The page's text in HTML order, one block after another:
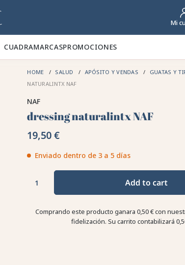
Mi
CUADRAMARCASPROMOCIONES
HOME SALUD APÓSITO Y VENDAS GUATAS Y
NATURALINTX NAF
NAF
dressing naturalintx NAF
19,50 €
Enviado dentro de 3 a 5 días
Add to cart
Comprando este producto ganara 0,50 €con
fidelización. Su carrito contabilizará